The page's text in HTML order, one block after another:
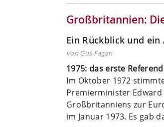
Großbritannien:
Ein Rückblick und ein
von Gus Fagan
1975: das erste
Im Oktober 1972
Premierminister
Großbritanniens zur
im Januar 1973. Es gab